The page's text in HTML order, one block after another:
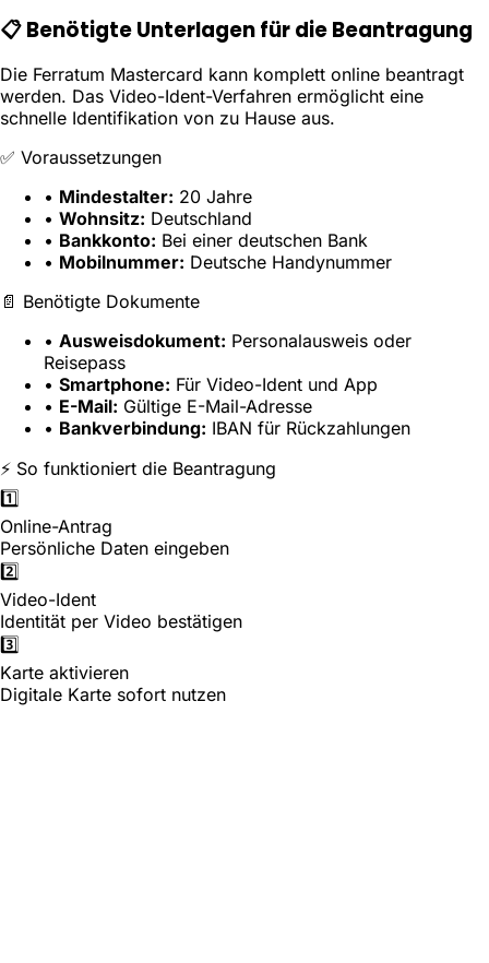
📋 Benötigte Unterlagen für die Beantragung
Die Ferratum Mastercard kann komplett online beantragt
werden. Das Video-Ident-Verfahren ermöglicht eine
schnelle Identifikation von zu Hause aus.
✅ Voraussetzungen
• Mindestalter: 20 Jahre
• Wohnsitz: Deutschland
• Bankkonto: Bei einer deutschen Bank
• Mobilnummer: Deutsche Handynummer
📄 Benötigte Dokumente
• Ausweisdokument: Personalausweis oder
Reisepass
• Smartphone: Für Video-Ident und App
• E-Mail: Gültige E-Mail-Adresse
• Bankverbindung: IBAN für Rückzahlungen
⚡ So funktioniert die Beantragung
1️⃣
Online-Antrag
Persönliche Daten eingeben
2️⃣
Video-Ident
Identität per Video bestätigen
3️⃣
Karte aktivieren
Digitale Karte sofort nutzen